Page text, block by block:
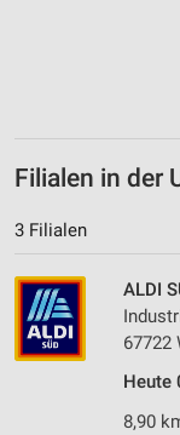
Filialen in der
3 Filialen
ALDI
67722
Heute
8,90